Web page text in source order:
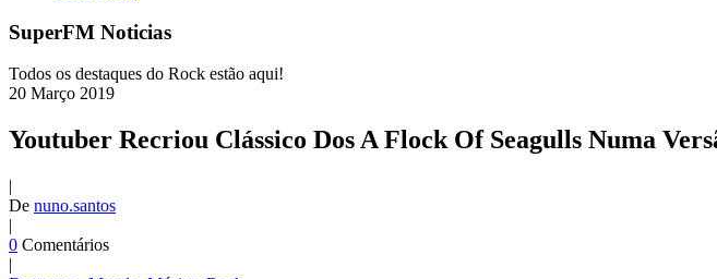
SuperFM Noticias
Todos os destaques do Rock estão aqui!
20 Março 2019
Youtuber Recriou Clássico Dos A Flock Of Seagulls Numa
|
De nuno.santos
|
0 Comentários
|